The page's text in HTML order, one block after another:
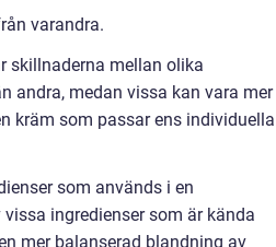
varandra.
skillnaderna mellan olika
andra, medan vissa kan vara mer
kräm som passar ens individuella
som används i en
ingredienser som är kända
mer balanserad blandning av